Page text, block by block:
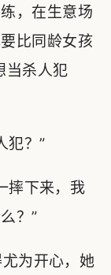
，在生意场
比同龄女孩
当杀人犯
犯？”
摔下来，我
？”
为开心，她